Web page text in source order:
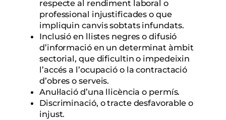
respecte al rendiment laboral o
professional injustificades o que
impliquin canvis sobtats infundats.
Inclusió en llistes negres o difusió
d’informació en un determinat àmbit
sectorial, que dificultin o impedeixin
l’accés a l’ocupació o la contractació
d’obres o serveis.
Anul·lació d’una llicència o permís.
Discriminació, o tracte desfavorable o
injust.